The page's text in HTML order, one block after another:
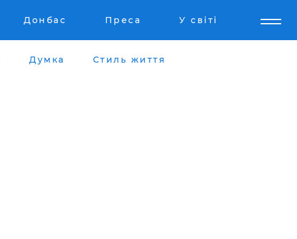
Донбас Преса У світі
Думка Стиль життя